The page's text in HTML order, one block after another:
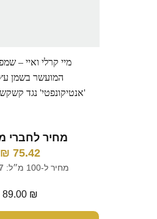
מיי קרלי ואיי –
המועשר בשמן
'אנטיקונפטי' נגד קשקשים
מחיר לחברי
75.42
₪
מחיר ל-100 מ״ל:
89.00 ₪